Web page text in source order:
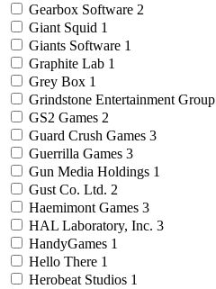
Gearbox Software 2
Giant Squid 1
Giants Software 1
Graphite Lab 1
Grey Box 1
Grindstone Entertainment Group
GS2 Games 2
Guard Crush Games 3
Guerrilla Games 3
Gun Media Holdings 1
Gust Co. Ltd. 2
Haemimont Games 3
HAL Laboratory, Inc. 3
HandyGames 1
Hello There 1
Herobeat Studios 1